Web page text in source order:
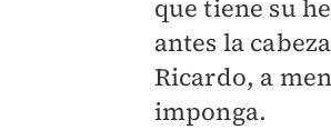
que tiene su
antes la
Ricardo, a
imponga.